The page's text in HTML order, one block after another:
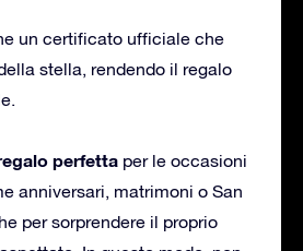
un certificato ufficiale che
stella, rendendo il regalo
perfetta per le occasioni
anniversari, matrimoni o San
per sorprendere il proprio